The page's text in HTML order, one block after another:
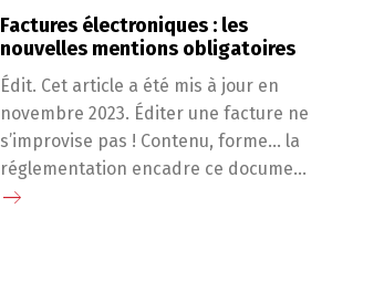
Factures électroniques : les
nouvelles mentions obligatoires
Édit. Cet article a été mis à jour en
novembre 2023. Éditer une facture ne
s’improvise pas ! Contenu, forme… la
réglementation encadre ce docume...